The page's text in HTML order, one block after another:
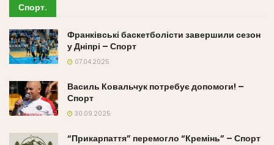
Спорт.
Франківські баскетболісти завершили сезон
у Дніпрі – Спорт
07.04.2025
Василь Ковальчук потребує допомоги! –
Спорт
30.09.2025
“Прикарпаття” перемогло “Кремінь” – Спорт